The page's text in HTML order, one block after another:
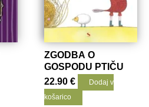
ZGODBA O
GOSPODU PTIČU
22.90€
Dodaj v
košarico